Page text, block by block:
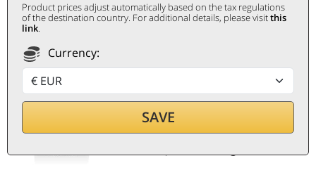
Product prices adjust automatically based on the tax regulations
of the destination country. For additional details, please visitthis
link.
Currency:
SAVE
9,60€